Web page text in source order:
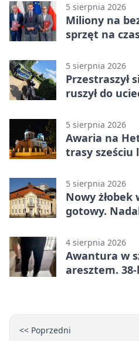
5 sierpnia 2026
Miliony na
sprzęt na
5 sierpnia 2026
Przestraszył
ruszył do
5 sierpnia 2026
Awaria na
trasy sześciu
5 sierpnia 2026
Nowy żłobek
gotowy.
4 sierpnia 2026
Awantura w
aresztem.
<< Poprzedni